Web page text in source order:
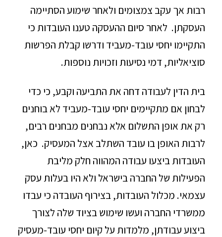
רבות אך עקב צמצומים ולאחר שימוע הסתיימה
העסקתן. לאחר סיום ההעסקה טענו העובדות כי
התקיימו יחסי עובד-מעביד ודרשו קבלת הפרשות
סוציאליות, דמי נסיעות וזכויות נוספות.
בית הדין לעבודה דחה את התביעה וקבע, כי כדי
לבחון אם מתקיימים יחסי עובד-מעביד לא בוחנים
רק את אופן התשלום אלא נבחנים מבחנים רבים,
לרבות האופן בו עובד השתלב אצל המעסיק. כאן,
העובדות ביצעו עבודה המהווה חלק מליבת
הפעילות של החברה בישראל ולא היו בעלות עסק
עצמאי. מכלול העובדות, בצירוף העובדה כי עבדו
ממשרדי החברה ועשו שימוש בציוד שלה לצורך
ביצוע עבודתן, מלמדות על קיום יחסי עובד-מעסיק